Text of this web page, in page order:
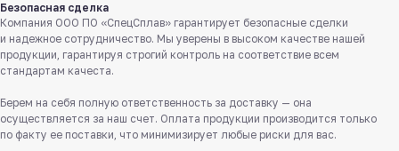
Безопасная сделка
Компания ООО ПО «СпецСплав» гарантирует безопасные сделки
и надежное сотрудничество. Мы уверены в высоком качестве нашей
продукции, гарантируя строгий контроль на соответствие всем
стандартам качеста.
Берем на себя полную ответственность за доставку — она
осуществляется за наш счет. Оплата продукции производится только
по факту ее поставки, что минимизирует любые риски для вас.
Служба поддержки клиентов
Работаем ежедневно с 8:00 до 18:00